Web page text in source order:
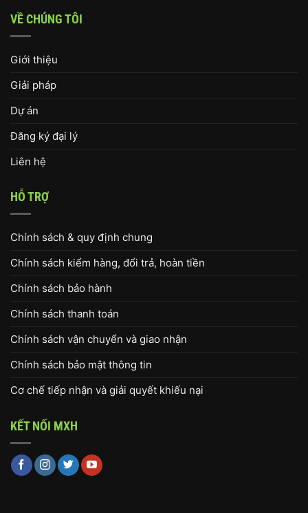
VỀ CHÚNG TÔI
Giới thiệu
Giải pháp
Dự án
Đăng ký đại lý
Liên hệ
HỖ TRỢ
Chính sách & quy định chung
Chính sách kiểm hàng, đổi trả, hoàn tiền
Chính sách bảo hành
Chính sách thanh toán
Chính sách vận chuyển và giao nhận
Chính sách bảo mật thông tin
Cơ chế tiếp nhận và giải quyết khiếu nại
KẾT NỐI MXH